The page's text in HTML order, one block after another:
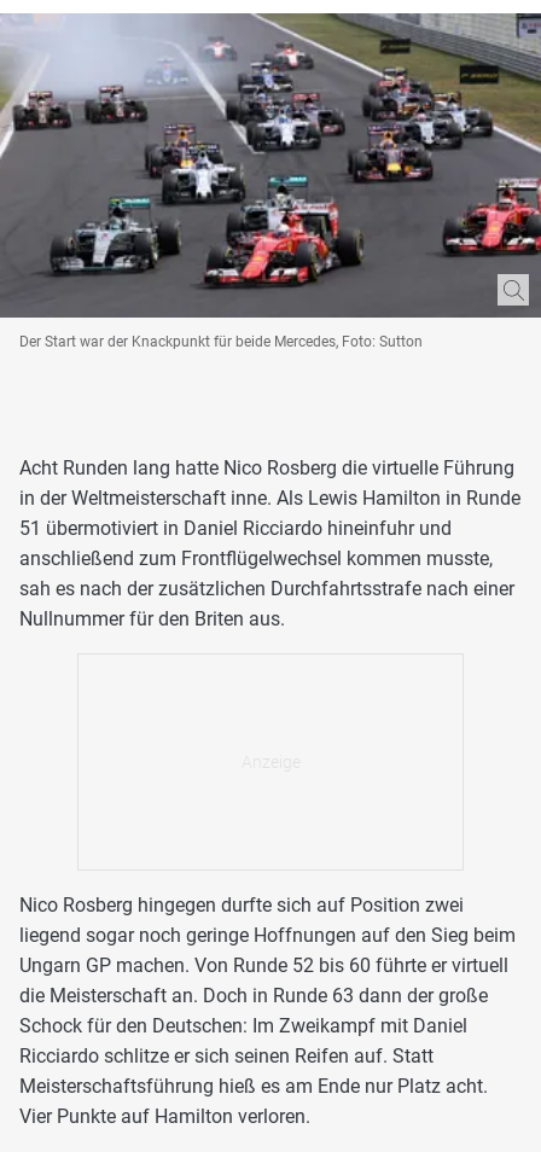
Der Start war der Knackpunkt für beide Mercedes, Foto: Sutton
Acht Runden lang hatte Nico Rosberg die virtuelle Führung
in der Weltmeisterschaft inne. Als Lewis Hamilton in Runde
51 übermotiviert in Daniel Ricciardo hineinfuhr und
anschließend zum Frontflügelwechsel kommen musste,
sah es nach der zusätzlichen Durchfahrtsstrafe nach einer
Nullnummer für den Briten aus.
Nico Rosberg hingegen durfte sich auf Position zwei
liegend sogar noch geringe Hoffnungen auf den Sieg beim
Ungarn GP machen. Von Runde 52 bis 60 führte er virtuell
die Meisterschaft an. Doch in Runde 63 dann der große
Schock für den Deutschen: Im Zweikampf mit Daniel
Ricciardo schlitze er sich seinen Reifen auf. Statt
Meisterschaftsführung hieß es am Ende nur Platz acht.
Vier Punkte auf Hamilton verloren.